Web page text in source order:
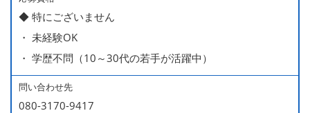
◆ 特にございません
・ 未経験OK
・ 学歴不問（10～30代の若手が活躍中）
問い合わせ先
080-3170-9417